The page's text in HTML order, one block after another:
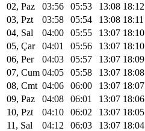
02, Paz
03:56 05:53 13:08 18:12
03, Pzt
03:58 05:54 13:08 18:11
04, Sal
04:00 05:55 13:07 18:10
05, Çar
04:01 05:56 13:07 18:10
06, Per
04:03 05:57 13:07 18:09
07, Cum 04:05 05:58 13:07 18:08
08, Cmt 04:06 06:00 13:07 18:07
09, Paz
04:08 06:01 13:07 18:06
10, Pzt
04:10 06:02 13:07 18:05
11, Sal
04:12 06:03 13:07 18:04